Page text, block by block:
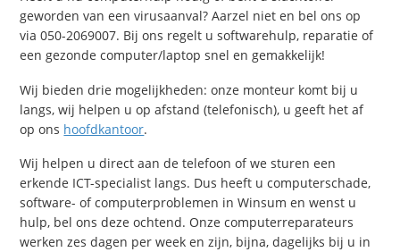
geworden van een virusaanval? Aarzel niet en bel ons op
via 050-2069007. Bij ons regelt u softwarehulp, reparatie of
een gezonde computer/laptop snel en gemakkelijk!
Wij bieden drie mogelijkheden: onze monteur komt bij u
langs, wij helpen u op afstand (telefonisch), u geeft het af
op ons hoofdkantoor.
Wij helpen u direct aan de telefoon of we sturen een
erkende ICT-specialist langs. Dus heeft u computerschade,
software- of computerproblemen in Winsum en wenst u
hulp, bel ons deze ochtend. Onze computerreparateurs
werken zes dagen per week en zijn, bijna, dagelijks bij u in